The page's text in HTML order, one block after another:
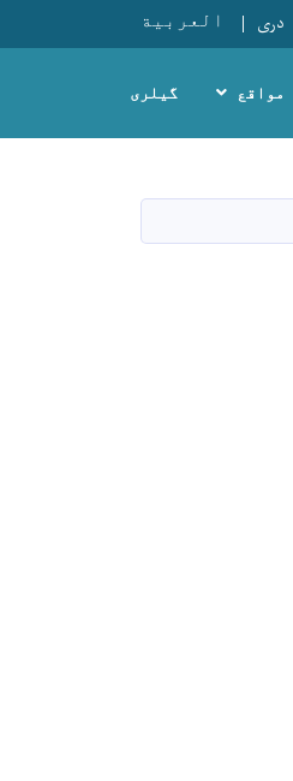
دری العربية
مواقع گیلری